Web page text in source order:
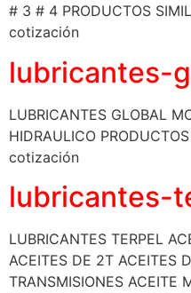
# 3 # 4 PRODUCTOS
cotización
lubricantes-
LUBRICANTES GLOBAL
HIDRAULICO
cotización
lubricantes-
LUBRICANTES TERPEL
ACEITES DE 2T ACEITES
TRANSMISIONES ACEITE